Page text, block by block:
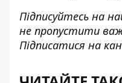
Підписуйтесь на
не пропустити
Підписатися на